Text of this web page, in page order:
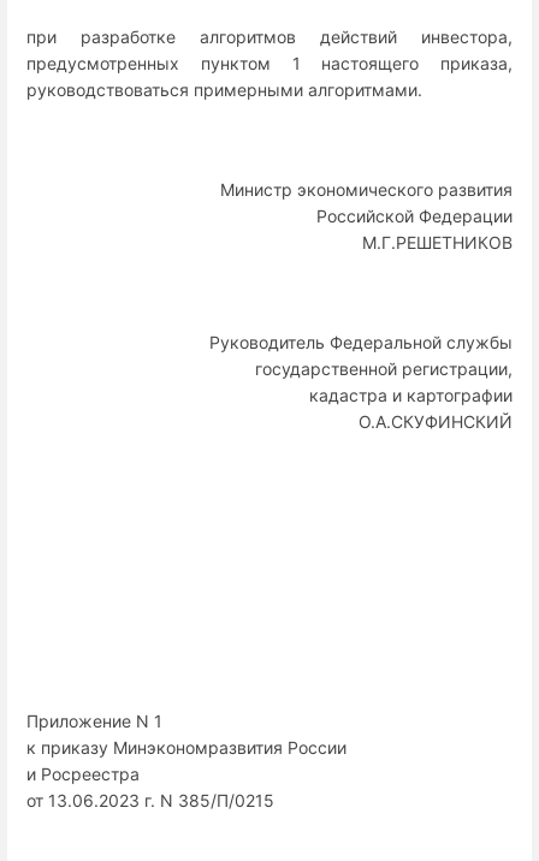
при разработке алгоритмов действий инвестора,
предусмотренных пунктом 1 настоящего приказа,
руководствоваться примерными алгоритмами.
Министр экономического развития
Российской Федерации
М.Г.РЕШЕТНИКОВ
Руководитель Федеральной службы
государственной регистрации,
кадастра и картографии
О.А.СКУФИНСКИЙ
Приложение N 1
к приказу Минэкономразвития России
и Росреестра
от 13.06.2023 г. N 385/П/0215